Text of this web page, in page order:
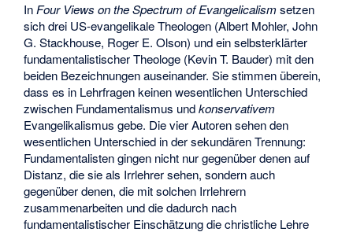
In Four Views on the Spectrum of Evangelicalism setzen
sich drei US-evangelikale Theologen (Albert Mohler, John
G. Stackhouse, Roger E. Olson) und ein selbsterklärter
fundamentalistischer Theologe (Kevin T. Bauder) mit den
beiden Bezeichnungen auseinander. Sie stimmen überein,
dass es in Lehrfragen keinen wesentlichen Unterschied
zwischen Fundamentalismus undkonservativem
Evangelikalismus gebe. Die vier Autoren sehen den
wesentlichen Unterschied in der sekundären Trennung:
Fundamentalisten gingen nicht nur gegenüber denen auf
Distanz, die sie als Irrlehrer sehen, sondern auch
gegenüber denen, die mit solchen Irrlehrern
zusammenarbeiten und die dadurch nach
fundamentalistischer Einschätzung die christliche Lehre